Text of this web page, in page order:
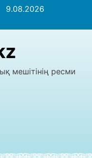
9.08.2026
мешітінің ресми